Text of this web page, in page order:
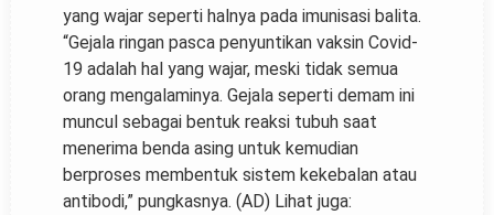
yang wajar seperti halnya pada imunisasi balita.
“Gejala ringan pasca penyuntikan vaksin Covid-
19 adalah hal yang wajar, meski tidak semua
orang mengalaminya. Gejala seperti demam ini
muncul sebagai bentuk reaksi tubuh saat
menerima benda asing untuk kemudian
berproses membentuk sistem kekebalan atau
antibodi,” pungkasnya. (AD) Lihat juga: